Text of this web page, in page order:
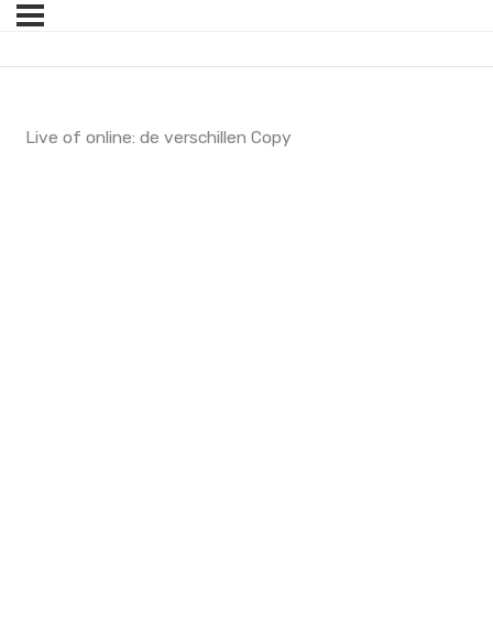
Live of online: de verschillen Copy